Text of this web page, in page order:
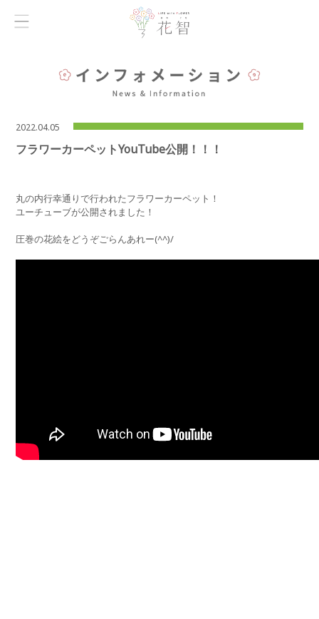
2022.04.05
フラワーカーペットYouTube公開！！！
丸の内行幸通りで行われたフラワーカーペット！
ユーチューブが公開されました！
圧巻の花絵をどうぞごらんあれー(^^)/